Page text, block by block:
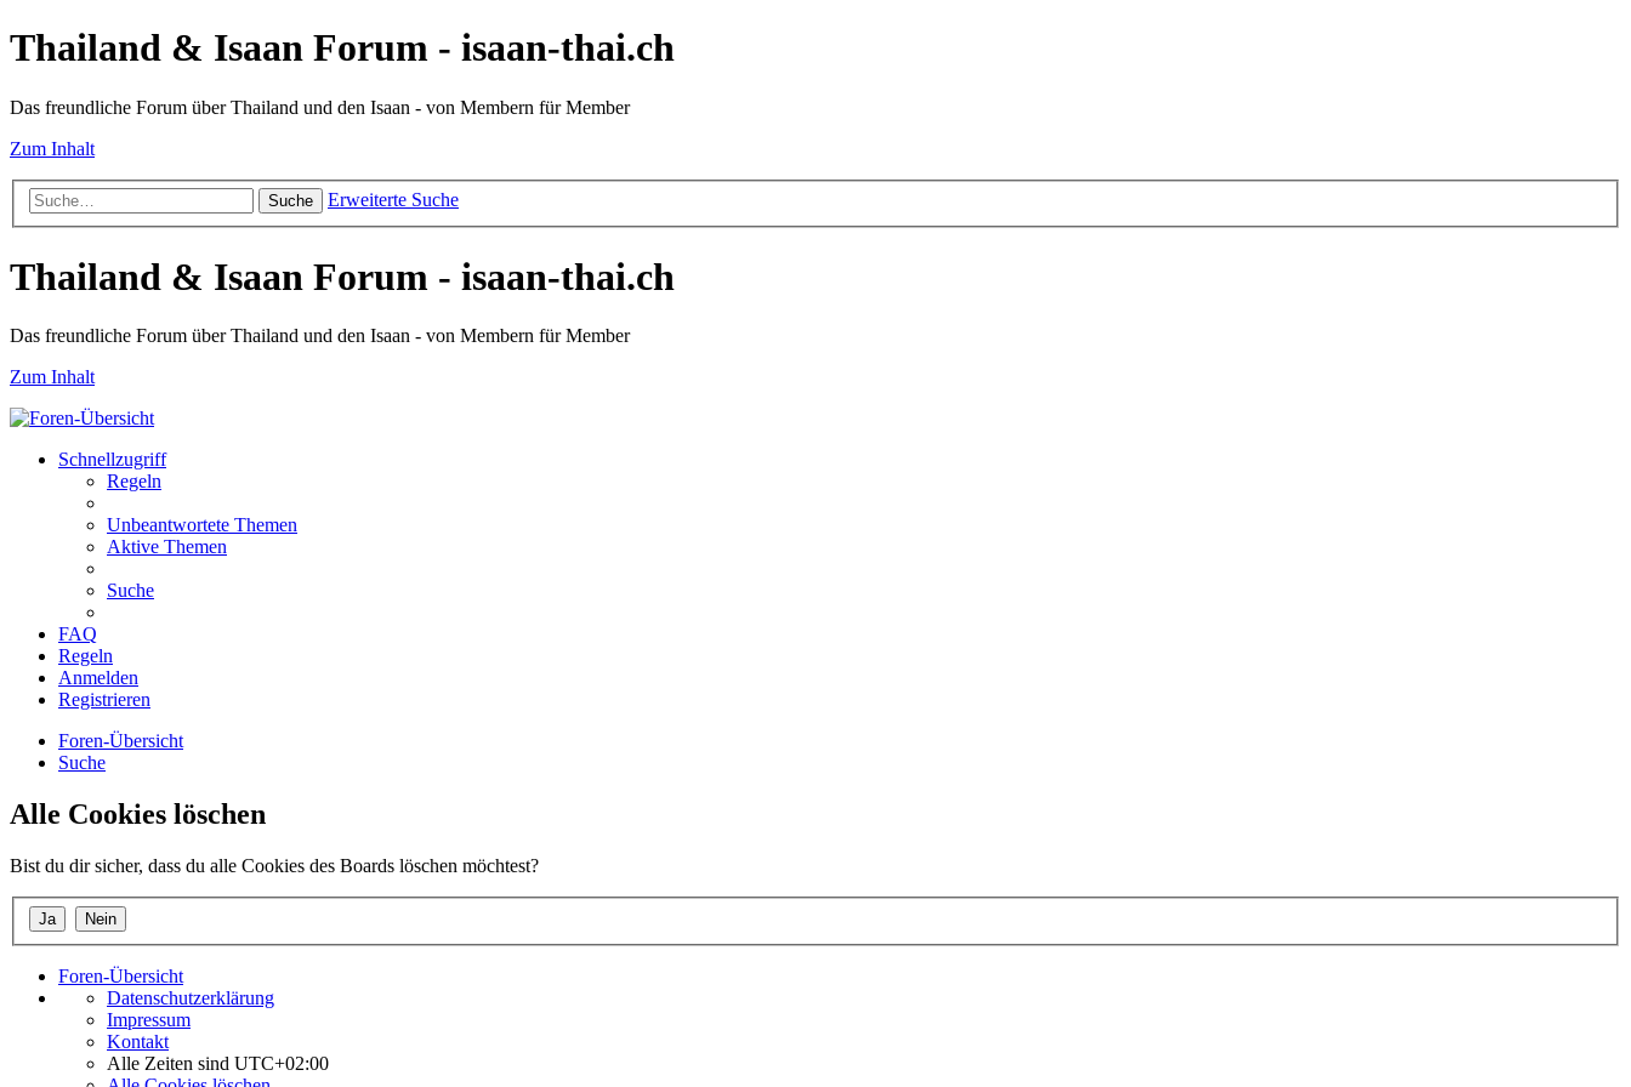
Thailand & Isaan Forum - isaan-thai.ch
Das freundliche Forum über Thailand und den Isaan - von Membern für Member
Zum Inhalt
Suche Erweiterte Suche
Thailand & Isaan Forum - isaan-thai.ch
Das freundliche Forum über Thailand und den Isaan - von Membern für Member
Zum Inhalt
Schnellzugriff
Regeln
Unbeantwortete Themen
Aktive Themen
Suche
FAQ
Regeln
Anmelden
Registrieren
Foren-Übersicht
Suche
Alle Cookies löschen
Bist du dir sicher, dass du alle Cookies des Boards löschen möchtest?
Foren-Übersicht
Datenschutzerklärung
Impressum
Kontakt
Alle Zeiten sind UTC+02:00